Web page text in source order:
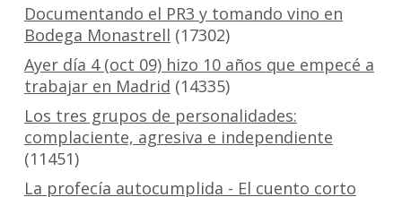
Documentando el PR3 y tomando vino en
Bodega Monastrell (17302)
Ayer día 4 (oct 09) hizo 10 años que empecé a
trabajar en Madrid (14335)
Los tres grupos de personalidades:
complaciente, agresiva e independiente
(11451)
La profecía autocumplida - El cuento corto